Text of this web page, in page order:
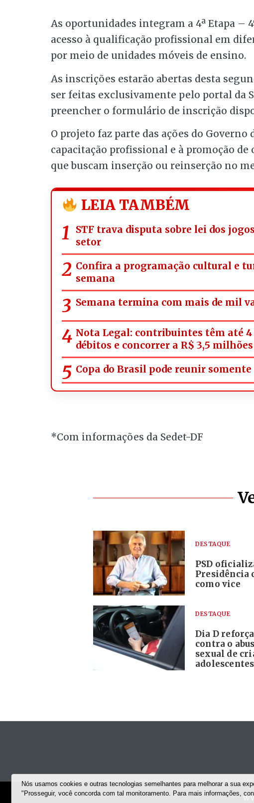
As oportunidades integram a 4ª Etapa –
acesso à qualificação profissional em
por meio de unidades móveis de ensino.
As inscrições estarão abertas desta
ser feitas exclusivamente pelo portal da
preencher o formulário de inscrição
O projeto faz parte das ações do
capacitação profissional e à promoção
que buscam inserção ou reinserção no
LEIA TAMBÉM
STF trava disputa sobre lei dos
setor
Confira a programação cultural e
semana
Semana termina com mais de mil
Nota Legal: contribuintes têm até
débitos e concorrer a R$ 3,5 milhões
Copa do Brasil pode reunir
*Com informações da Sedet-DF
DESTAQUE
PSD
Presidência
como vice
DESTAQUE
Dia D
contra o
sexual de
Nós usamos cookies e outras tecnologias semelhantes para melhorar a sua
"Prosseguir, você concorda com tal monitoramento. Para mais informações,